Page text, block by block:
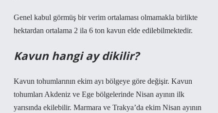
Genel kabul görmüş bir verim ortalaması olmamakla birlikte
hektardan ortalama 2 ila 6 ton kavun elde edilebilmektedir.
Kavun hangi ay dikilir?
Kavun tohumlarının ekim ayı bölgeye göre değişir. Kavun
tohumları Akdeniz ve Ege bölgelerinde Nisan ayının ilk
yarısında ekilebilir. Marmara ve Trakya’da ekim Nisan ayının